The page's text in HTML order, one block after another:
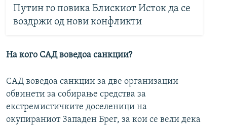
Путин го повика Блискиот Исток да се
воздржи од нови конфликти
На кого САД воведоа санкции?
САД воведоа санкции за две организации
обвинети за собирање средства за
екстремистичките доселеници на
окупираниот Западен Брег, за кои се вели дека